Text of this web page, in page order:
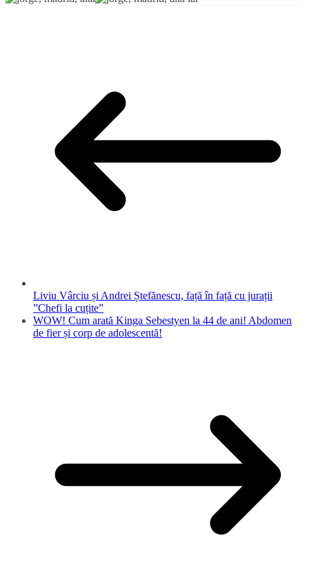
Liviu Vârciu și Andrei Ștefănescu, față în față cu jurații
”Chefi la cuțite”
WOW! Cum arată Kinga Sebestyen la 44 de ani! Abdomen
de fier și corp de adolescentă!